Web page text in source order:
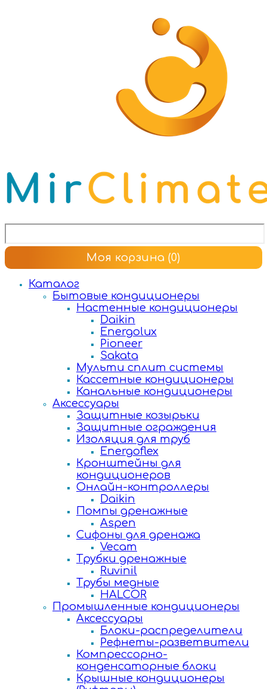
Моя корзина (0)
Каталог
Бытовые кондиционеры
Настенные кондиционеры
Daikin
Energolux
Pioneer
Sakata
Мульти сплит системы
Кассетные кондиционеры
Канальные кондиционеры
Аксессуары
Защитные козырьки
Защитные ограждения
Изоляция для труб
Energoflex
Кронштейны для
кондиционеров
Онлайн-контроллеры
Daikin
Помпы дренажные
Aspen
Сифоны для дренажа
Vecam
Трубки дренажные
Ruvinil
Трубы медные
HALCOR
Промышленные кондиционеры
Аксессуары
Блоки-распределители
Рефнеты-разветвители
Компрессорно-
конденсаторные блоки
Крышные кондиционеры